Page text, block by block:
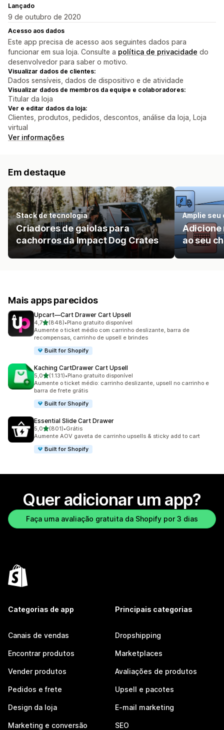
Lançado
9 de outubro de 2020
Acesso aos dados
Este app precisa de acesso aos seguintes dados para
funcionar em sua loja. Consulte a política de privacidade do
desenvolvedor para saber o motivo.
Visualizar dados de clientes:
Dados sensíveis, dados de dispositivo e de atividade
Visualizar dados de membros da equipe e colaboradores:
Titular da loja
Ver e editar dados da loja:
Clientes, produtos, pedidos, descontos, análise da loja, Loja
virtual
Ver informações
Em destaque
Stack de tecnologia
Criadores de gaiolas para
cachorros da Impact Dog Crates
Amplie
Adicione
ao seu
Mais apps parecidos
Upcart—Cart Drawer Cart Upsell
4,7de 5 estrelas
(848)
848 avaliações ao todo
•Plano gratuito disponível
Aumente o ticket médio com carrinho deslizante, barra de
recompensas, carrinho de upsell e brindes
Built for Shopify
Kaching CartDrawer Cart Upsell
5,0de 5 estrelas
(1.131)
1131 avaliações ao todo
•Plano gratuito disponível
Aumente o ticket médio: carrinho deslizante, upsell no carrinho e
barra de frete grátis
Built for Shopify
Essential Slide Cart Drawer
5,0de 5 estrelas
(801)
801 avaliações ao todo
•Grátis
Aumente AOV gaveta de carrinho upsells & sticky add to cart
Built for Shopify
Quer adicionar um app?
Faça uma avaliação gratuita da Shopify por 3 dias
Categorias de app
Canais de vendas
Encontrar produtos
Vender produtos
Pedidos e frete
Design da loja
Marketing e conversão
Principais categorias
Dropshipping
Marketplaces
Avaliações de produtos
Upsell e pacotes
E-mail marketing
SEO